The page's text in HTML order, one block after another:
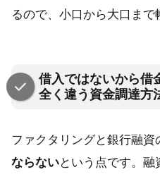
るので、小口から大口まで
借入ではないから借
全く違う資金調達方
ファクタリングと銀行融資
ならないという点です。